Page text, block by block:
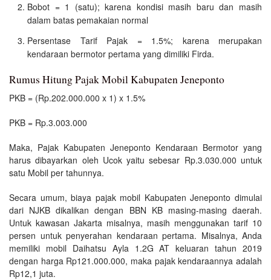
Bobot = 1 (satu); karena kondisi masih baru dan masih
dalam batas pemakaian normal
Persentase Tarif Pajak = 1.5%; karena merupakan
kendaraan bermotor pertama yang dimiliki Firda.
Rumus Hitung Pajak Mobil Kabupaten Jeneponto
PKB = (Rp.202.000.000 x 1) x 1.5%
PKB = Rp.3.003.000
Maka, Pajak Kabupaten Jeneponto Kendaraan Bermotor yang
harus dibayarkan oleh Ucok yaitu sebesar Rp.3.030.000 untuk
satu Mobil per tahunnya.
Secara umum, biaya pajak mobil Kabupaten Jeneponto dimulai
dari NJKB dikalikan dengan BBN KB masing-masing daerah.
Untuk kawasan Jakarta misalnya, masih menggunakan tarif 10
persen untuk penyerahan kendaraan pertama. Misalnya, Anda
memiliki mobil Daihatsu Ayla 1.2G AT keluaran tahun 2019
dengan harga Rp121.000.000, maka pajak kendaraannya adalah
Rp12,1 juta.